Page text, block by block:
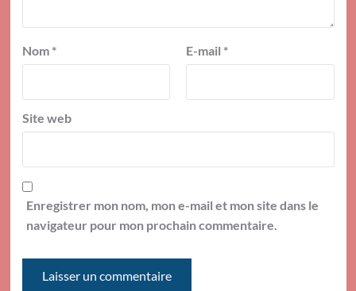
Nom * E-mail *
Site web
Enregistrer mon nom, mon e-mail et mon site dans le
navigateur pour mon prochain commentaire.